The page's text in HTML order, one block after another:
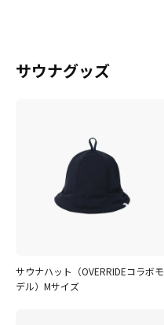
サウナグッズ
サウナハット（OVERRIDEコラボモ
デル）Mサイズ